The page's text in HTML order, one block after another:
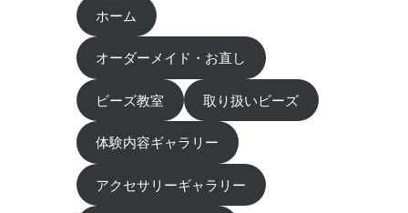
ホーム
オーダーメイド・お直し
ビーズ教室 取り扱いビーズ
体験内容ギャラリー
アクセサリーギャラリー